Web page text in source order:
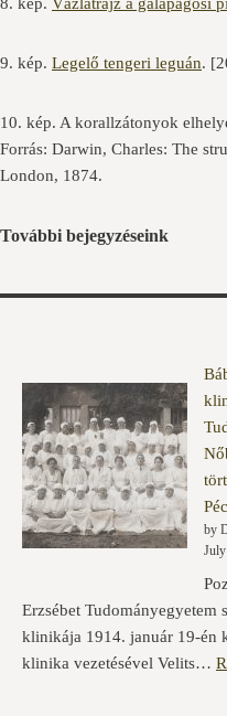
9. kép. Legelő tengeri leguán.
10. kép. A korallzátonyok
Forrás: Darwin, Charles: The
London, 1874.
További bejegyzéseink
by
Erzsébet Tudományegyetem
klinikája 1914. január 19-én
klinika vezetésével Velits…